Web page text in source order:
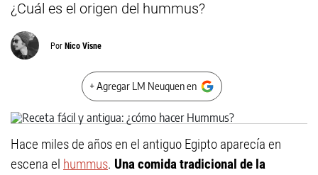
¿Cuál es el origen del hummus?
Por Nico Visne
+ Agregar LM Neuquen en
Hace miles de años en el antiguo Egipto aparecía en
escena el hummus. Una comida tradicional de la